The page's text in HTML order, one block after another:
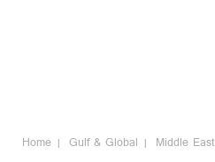
Home Gulf & Global Middle East